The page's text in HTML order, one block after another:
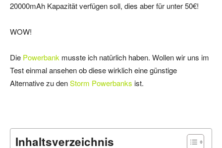
20000mAh Kapazität verfügen soll, dies aber für unter 50€!
WOW!
Die Powerbank musste ich natürlich haben. Wollen wir uns im
Test einmal ansehen ob diese wirklich eine günstige
Alternative zu denStorm Powerbanks ist.
Inhaltsverzeichnis